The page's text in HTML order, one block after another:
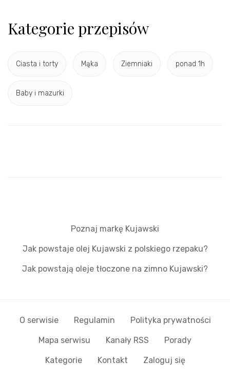
Kategorie przepisów
Ciasta i torty Mąka Ziemniaki ponad 1h
Baby i mazurki
Poznaj markę Kujawski
Jak powstaje olej Kujawski z polskiego rzepaku?
Jak powstają oleje tłoczone na zimno Kujawski?
O serwisie Regulamin Polityka prywatności
Mapa serwisu Kanały RSS Porady
Kategorie Kontakt Zaloguj się